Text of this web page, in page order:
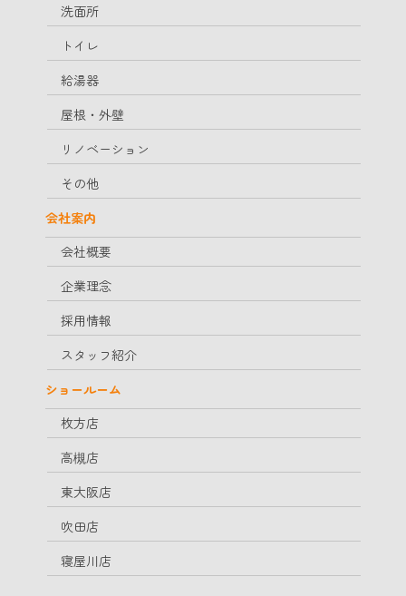
洗面所
トイレ
給湯器
屋根・外壁
リノベーション
その他
会社案内
会社概要
企業理念
採用情報
スタッフ紹介
ショールーム
枚方店
高槻店
東大阪店
吹田店
寝屋川店